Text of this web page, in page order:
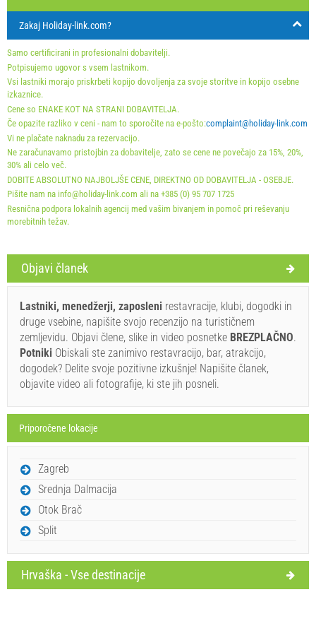
Holiday-Link plača: 30. sep. 2025 - 31. dec. 2026 / - 10
%
Obvezno:Prijava gostov (01.07. - 31.08): 10 EUR (once -
za_person), Prijava gostov (01.01 - 30.06. / 01.09. - 31.12.):
5 EUR (once - za_person)
Pravila in pogoji dobavitelja
Rezervirajte in počakajte na potrditev
Če ne želite rezervirati vnaprej in imate dodatna vprašanja,
jih zapišite spodaj in kliknite "Pošlji povpraševanje".
Zakaj Holiday-link.com?
Samo certificirani in profesionalni dobavitelji.
Potpisujemo ugovor s vsem lastnikom.
Vsi lastniki morajo priskrbeti kopijo dovoljenja za svoje storitve in kopijo osebne
izkaznice.
Cene so ENAKE KOT NA STRANI DOBAVITELJA.
Če opazite razliko v ceni - nam to sporočite na e-pošto:complaint@holiday-link.com
Vi ne plačate naknadu za rezervacijo.
Ne zaračunavamo pristojbin za dobavitelje, zato se cene ne povečajo za 15%, 20%,
30% ali celo več.
DOBITE ABSOLUTNO NAJBOLJŠE CENE, DIREKTNO OD DOBAVITELJA - OSEBJE.
Pišite nam na info@holiday-link.com ali na +385 (0) 95 707 1725
Resnična podpora lokalnih agencij med vašim bivanjem in pomoč pri reševanju
morebitnih težav.
Objavi članek
Lastniki, menedžerji, zaposleni restavracije, klubi, dogodki in
druge vsebine, napišite svojo recenzijo na turističnem
zemljevidu. Objavi člene, slike in video posnetke BREZPLAČNO.
Potniki Obiskali ste zanimivo restavracijo, bar, atrakcijo,
dogodek? Delite svoje pozitivne izkušnje! Napišite članek,
objavite video ali fotografije, ki ste jih posneli.
Priporočene lokacije
Zagreb
Srednja Dalmacija
Otok Brač
Split
Hrvaška - Vse destinacije